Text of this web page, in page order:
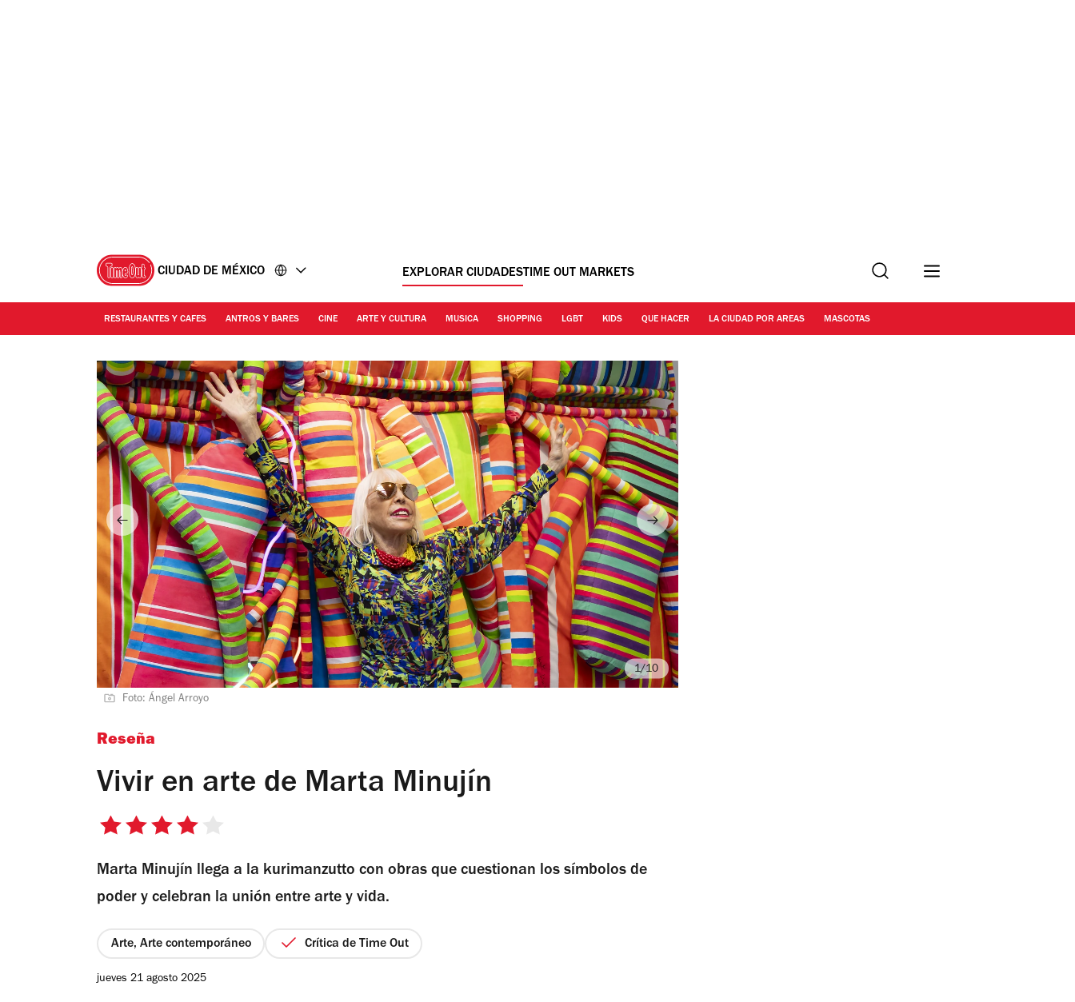
CIUDAD DE MÉXICO EXPLORAR CIUDADESTIME OUT MARKETS Buscar
RESTAURANTES Y CAFES ANTROS Y BARES CINE ARTE Y CULTURA MUSICA SHOPPING LGBT KIDS QUE HACER LA CIUDAD POR AREAS MASCOTAS
Foto: Ángel Arroyo
/10
Reseña
Vivir en arte de Marta Minujín
4
5
estrellas
Marta Minujín llega a la kurimanzutto con obras que cuestionan los símbolos de
poder y celebran la unión entre arte y vida.
Arte, Arte contemporáneo Crítica de Time Out
jueves 21 agosto 2025